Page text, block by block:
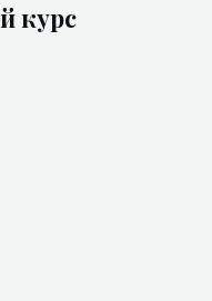
курс